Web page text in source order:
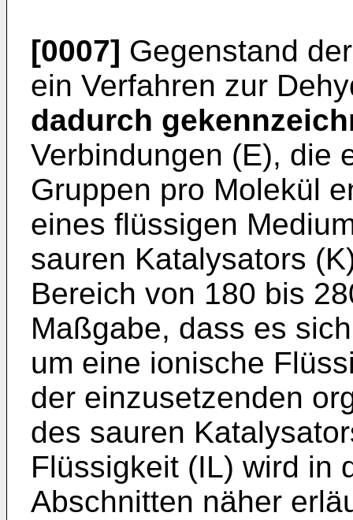
[0007] Gegenstand
ein Verfahren zur
dadurch
Verbindungen (E), die
Gruppen pro Molekül
eines flüssigen
sauren Katalysators
Bereich von 180 bis
Maßgabe, dass es
um eine ionische
der einzusetzenden
des sauren
Flüssigkeit (IL) wird in
Abschnitten näher